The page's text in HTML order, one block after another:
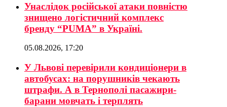
Унаслідок російської атаки повністю
знищено логістичний комплекс
бренду “PUMA” в Україні.
05.08.2026, 17:20
У Львові перевірили кондиціонери в
автобусах: на порушників чекають
штрафи. А в Тернополі пасажири-
барани мовчать і терплять